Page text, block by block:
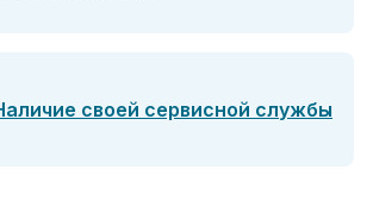
своей сервисной службы